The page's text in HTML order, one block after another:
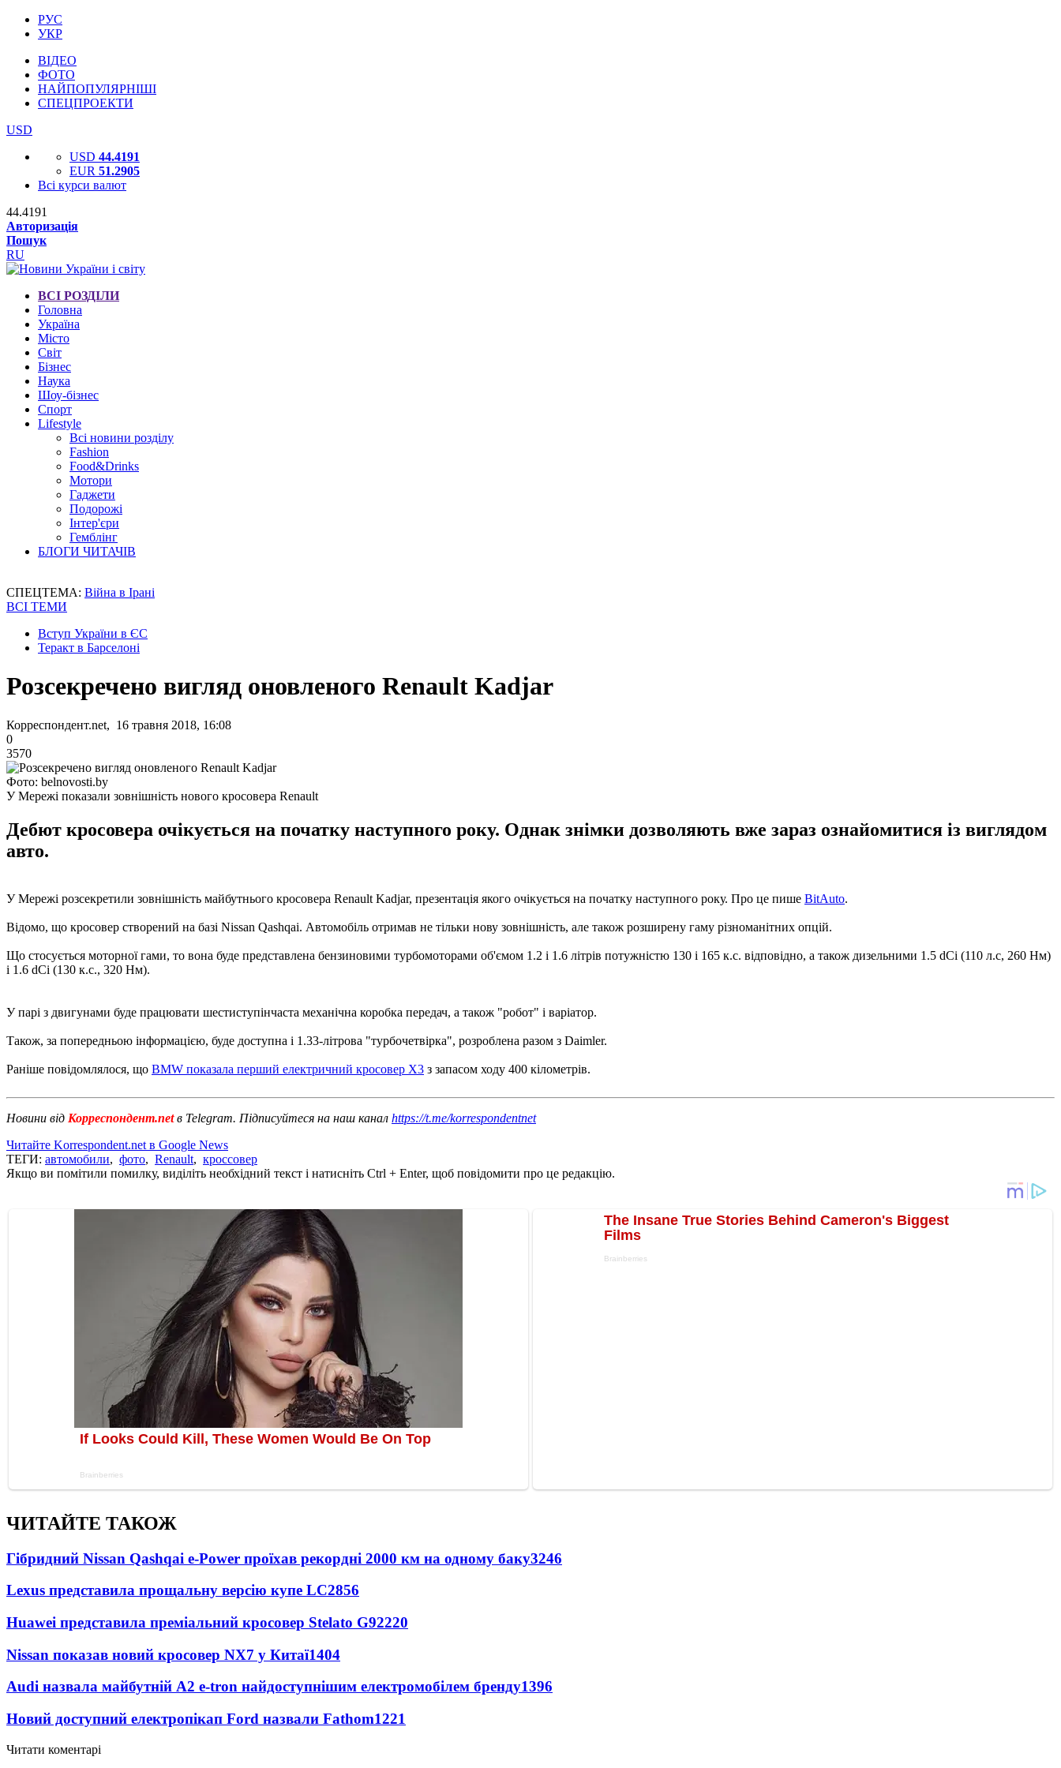
РУС
УКР
ВІДЕО
ФОТО
НАЙПОПУЛЯРНІШІ
СПЕЦПРОЕКТИ
USD
USD 44.4191
EUR 51.2905
Всі курси валют
44.4191
Авторизація
Пошук
RU
ВСІ РОЗДІЛИ
Головна
Україна
Місто
Світ
Бізнес
Наука
Шоу-бізнес
Спорт
Lifestyle
Всі новини розділу
Fashion
Food&Drinks
Мотори
Гаджети
Подорожі
Інтер'єри
Гемблінг
БЛОГИ ЧИТАЧІВ
СПЕЦТЕМА: Війна в Ірані
ВСІ ТЕМИ
Вступ України в ЄС
Теракт в Барселоні
Розсекречено вигляд оновленого Renault Kadjar
Корреспондент.net, 16 травня 2018, 16:08
0
3570
Фото: belnovosti.by
У Мережі показали зовнішність нового кросовера Renault
Дебют кросовера очікується на початку наступного року. Однак знімки дозволяють вже зараз ознайомитися із виглядом
авто.
У Мережі розсекретили зовнішність майбутнього кросовера Renault Kadjar, презентація якого очікується на початку наступного року. Про це пише BitAuto.
Відомо, що кросовер створений на базі Nissan Qashqai. Автомобіль отримав не тільки нову зовнішність, але також розширену гаму різноманітних опцій.
Що стосується моторної гами, то вона буде представлена ​​бензиновими турбомоторами об'ємом 1.2 і 1.6 літрів потужністю 130 і 165 к.с. відповідно, а також дизельними 1.5 dCi (110 л.с, 260 Нм)
і 1.6 dCi (130 к.с., 320 Нм).
У парі з двигунами буде працювати шестиступінчаста механічна коробка передач, а також "робот" і варіатор.
Також, за попередньою інформацією, буде доступна і 1.33-літрова "турбочетвірка", розроблена разом з Daimler.
Раніше повідомлялося, що BMW показала перший електричний кросовер Х3 з запасом ходу 400 кілометрів.
Новини від Корреспондент.netв Telegram. Підписуйтеся на наш канал https://t.me/korrespondentnet
Читайте Korrespondent.net в Google News
ТЕГИ: автомобили, фото, Renault, кроссовер
Якщо ви помітили помилку, виділіть необхідний текст і натисніть Ctrl + Enter, щоб повідомити про це редакцію.
ЧИТАЙТЕ ТАКОЖ
Гібридний Nissan Qashqai e-Power проїхав рекордні 2000 км на одному баку3246
Lexus представила прощальну версію купе LC2856
Huawei представила преміальний кросовер Stelato G92220
Nissan показав новий кросовер NX7 у Китаї1404
Audi назвала майбутній A2 e-tron найдоступнішим електромобілем бренду1396
Новий доступний електропікап Ford назвали Fathom1221
Читати коментарі